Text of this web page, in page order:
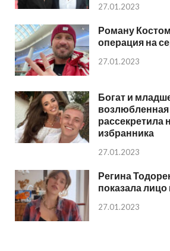
27.01.2023
Роману
операция на
27.01.2023
Богат и
рассекретила
избранника
27.01.2023
Регина
показала
27.01.2023